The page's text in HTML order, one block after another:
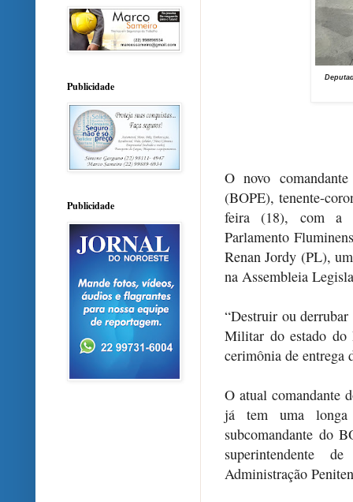
O novo
(BOPE), tenente-
feira (18), com a
Parlamento
Renan Jordy (PL),
na Assembleia
“Destruir ou
Militar do estado do
cerimônia de entrega
O atual comandante
já tem uma longa
subcomandante do
superintendente
Administração
Publicidade
Publicidade